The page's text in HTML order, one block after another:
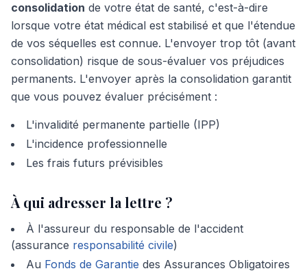
consolidation de votre état de santé, c'est-à-dire
lorsque votre état médical est stabilisé et que l'étendue
de vos séquelles est connue. L'envoyer trop tôt (avant
consolidation) risque de sous-évaluer vos préjudices
permanents. L'envoyer après la consolidation garantit
que vous pouvez évaluer précisément :
L'invalidité permanente partielle (IPP)
L'incidence professionnelle
Les frais futurs prévisibles
À qui adresser la lettre ?
À l'assureur du responsable de l'accident
(assurance responsabilité civile)
Au Fonds de Garantie des Assurances Obligatoires